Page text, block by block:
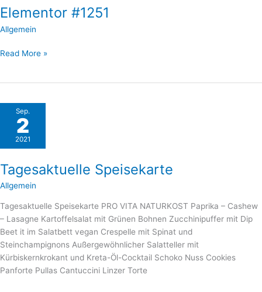
Elementor #1251
Allgemein
Read More »
Sep.
2
2021
Tagesaktuelle Speisekarte
Allgemein
Tagesaktuelle Speisekarte PRO VITA NATURKOST Paprika – Cashew
– Lasagne Kartoffelsalat mit Grünen Bohnen Zucchinipuffer mit Dip
Beet it im Salatbett vegan Crespelle mit Spinat und
Steinchampignons Außergewöhnlicher Salatteller mit
Kürbiskernkrokant und Kreta-Öl-Cocktail Schoko Nuss Cookies
Panforte Pullas Cantuccini Linzer Torte
Tagesaktuelle
Speisekarte